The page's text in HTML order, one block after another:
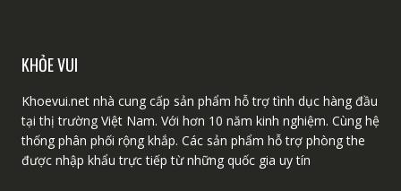
KHỎE VUI
Khoevui.net nhà cung cấp sản phẩm hỗ trợ tình dục hàng đầu
tại thị trường Việt Nam. Với hơn 10 năm kinh nghiệm. Cùng hệ
thống phân phối rộng khắp. Các sản phẩm hỗ trợ phòng the
được nhập khẩu trực tiếp từ những quốc gia uy tín